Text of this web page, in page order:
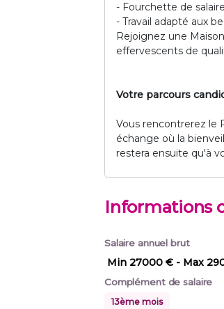
- Fourchette de
- Travail adapté aux
Rejoignez une
effervescents de
Votre parcours
Vous rencontrerez le
échange où la
restera ensuite qu'à
Informations
Salaire annuel brut
Min 27000 € - Max
Complément de salaire
13ème mois